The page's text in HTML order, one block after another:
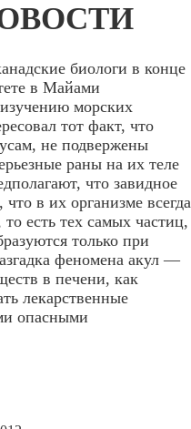
биологи в конце
в Майами
морских
тот факт, что
не подвержены
раны на их теле
что завидное
что в их организме всегда
есть тех самых частиц,
только при
феномена акул —
в печени, как
лекарственные
опасными